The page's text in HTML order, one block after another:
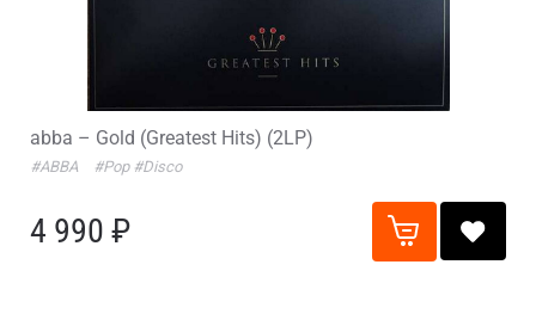
abba – Gold (Greatest Hits) (2LP)
#ABBA #Pop #Disco
4 990 ₽